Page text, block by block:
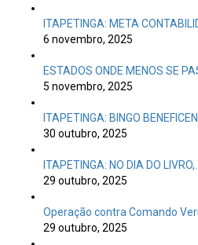
ITAPETINGA: META
6 novembro, 2025
ESTADOS ONDE MENOS SE
5 novembro, 2025
ITAPETINGA: BINGO
30 outubro, 2025
ITAPETINGA: NO DIA DO LIVRO,…
29 outubro, 2025
Operação contra Comando
29 outubro, 2025